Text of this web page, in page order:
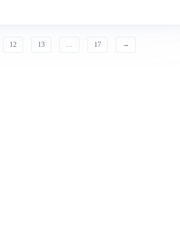
12 13 … 17 →